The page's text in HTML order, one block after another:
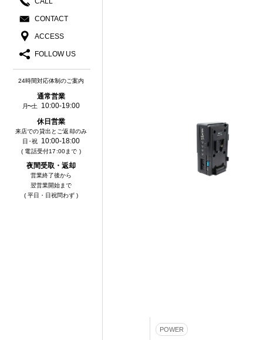
24時間対応体制のご案内
通常営業
月〜土
10:00-19:00
休⽇営業
来店での貸出とご返却のみ
⽇・祝
10:00-18:00
( 電話受付17:00まで )
夜間受取・返却
営業終了後から
翌営業開始まで
( 平日・日祝問わず )
CONTACT
ACCESS
FOLLOW US
POWER